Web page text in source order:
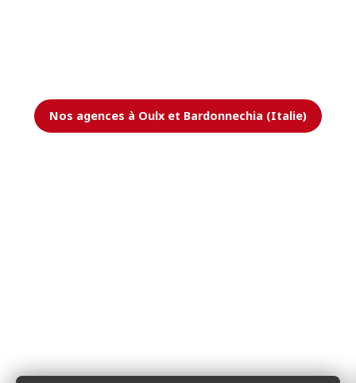
Nos agences à Oulx et Bardonnechia (Italie)